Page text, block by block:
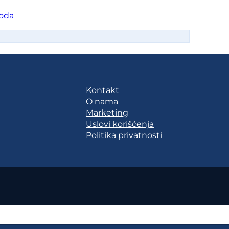
Kontakt
O nama
Marketing
Uslovi korišćenja
Politika privatnosti